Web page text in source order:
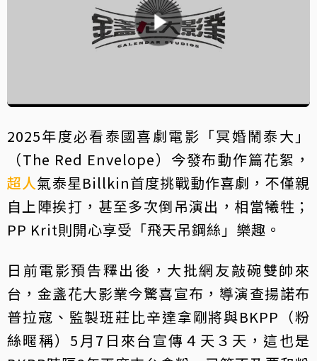
2025年度必看泰國喜劇電影「冥婚鬧泰大」
（The Red Envelope）今發布動作篇花絮，
超人氣泰星Billkin首度挑戰動作喜劇，不僅親
自上陣挨打，甚至多次倒吊演出，相當犧牲；
PP Krit則開心享受「飛天吊鋼絲」樂趣。
日前電影預告釋出後，大批網友敲碗雙帥來
台，金盞花大影業今驚喜宣布，導演查揚諾布
普拉寇、監製班莊比辛達拿剛將與BKPP（粉
絲暱稱）5月7日來台宣傳４天３天，這也是